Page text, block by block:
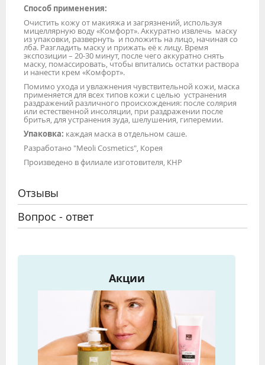
Способ применения:
Очистить кожу от макияжа и загрязнений, используя
мицеллярную воду «Комфорт». Аккуратно извлечь маску
из упаковки, развернуть и положить на лицо, начиная со
лба. Разгладить маску и прижать её к лицу. Время
экспозиции – 20-30 минут, после чего аккуратно снять
маску, помассировать, чтобы впитались остатки раствора
и нанести крем «Комфорт».
Помимо ухода и увлажнения чувствительной кожи, маска
применяется для всех типов кожи с целью устранения
раздражений различного происхождения: после солярия
или естественной инсоляции, при раздражении после
бритья, для устранения зуда, шелушения, гиперемии.
Упаковка: каждая маска в отдельном саше.
Разработано "Meoli Cosmetics", Корея
Произведено в филиале изготовителя, КНР
Отзывы
Вопрос - ответ
Акции